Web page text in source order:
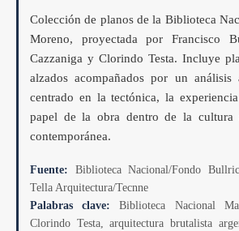
Colección de planos de la Biblioteca
Moreno, proyectada por Francisco
Cazzaniga y Clorindo Testa. Incluye
alzados acompañados por un análisis
centrado en la tectónica, la
papel de la obra dentro de la cultura
contemporánea.
Fuente: Biblioteca Nacional/Fondo
Tella Arquitectura/Tecnne
Palabras clave: Biblioteca Nacional
Clorindo Testa, arquitectura brutalista